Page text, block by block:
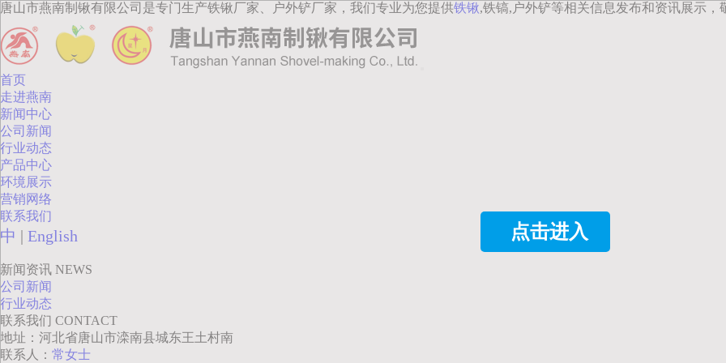
点击进入
唐山市燕南制锹有限公司是专门生产铁锹厂家、户外铲厂家，我们专业为您提供铁锹,铁镐,户外铲等相关信息发布和资讯展示，
首页
走进燕南
新闻中心
公司新闻
行业动态
产品中心
环境展示
营销网络
联系我们
中 | English
新闻资讯 NEWS
公司新闻
行业动态
联系我们 CONTACT
地址：河北省唐山市滦南县城东王土村南
联系人： 常女士